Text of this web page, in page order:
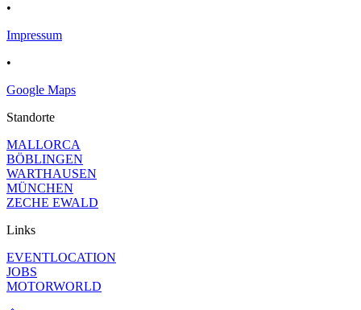
•
Impressum
•
Google Maps
Standorte
MALLORCA
BÖBLINGEN
WARTHAUSEN
MÜNCHEN
ZECHE EWALD
Links
EVENTLOCATION
JOBS
MOTORWORLD